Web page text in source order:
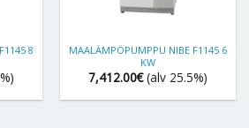
8
MAALÄMPÖPUMPPU NIBE F1145 6
KW
7,412.00€ (alv 25.5%)